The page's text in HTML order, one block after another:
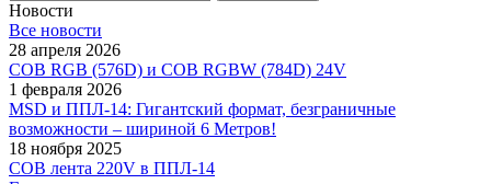
Новости
Все новости
28 апреля 2026
COB RGB (576D) и COB RGBW (784D) 24V
1 февраля 2026
MSD и ППЛ-14: Гигантский формат, безграничные
возможности – шириной 6 Метров!
18 ноября 2025
COB лента 220V в ППЛ-14